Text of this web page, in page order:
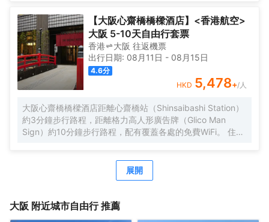
等設施，提供乾洗服務、複印服務以及行李寄存服務。酒店
客房典雅舒適，房內配備衞星平面電視、冰箱、電熱水壺等
設施，能在不經意間給您一絲驚喜。下榻酒店，您還可以徜
徉於温泉中，放鬆身心，享受的服務。 酒店一流的設施和高
品質的服務，讓您享受貴族般的待遇和尊榮，您的大阪之行
將更加舒適暢快。 酒店從2015年9月起開始分時段提供免費
班車。按照酒店→伊丹機場巴士停車站→大阪city air樞紐站
（OCAT）→地鐵/近鐵Namba的路線每天運行，只提供送機
服務。
【大阪心齋橋橋樑酒店】<香港航空>
大阪 5-10天自由行套票
香港 大阪 往返機票
出行日期: 08月11日 - 08月15日
4.6分
HKD 5,478+/人
大阪心齋橋橋樑酒店距離心齋橋站（Shinsaibashi Station）
約3分鐘步行路程，距離格力高人形廣告牌（Glico Man
Sign）約10分鐘步行路程，配有覆蓋各處的免費WiFi。 住此
鞋、免費洗浴用品、瓶裝水和吹風機的私人浴室，酒店為住
客提供行李寄存。 酒店提供24小時前台。酒店前台提供免費
店在20:30至21:30之間供應免費日式拉麪和含酒精飲料的飲
展開
大阪 附近城市自由行 推薦